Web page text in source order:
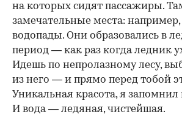
на которых сидят пассажиры.
замечательные места:
водопады. Они образовались в
период — как раз когда ледник
Идешь по непролазному лесу,
из него — и прямо перед тобой
Уникальная красота, я
И вода — ледяная, чистейшая.